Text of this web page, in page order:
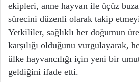
ekipleri, anne hayvan ile üçüz
sürecini düzenli olarak takip
Yetkililer, sağlıklı her doğumun
karşılığı olduğunu vurgulayarak,
ülke hayvancılığı için yeni bir
geldiğini ifade etti.